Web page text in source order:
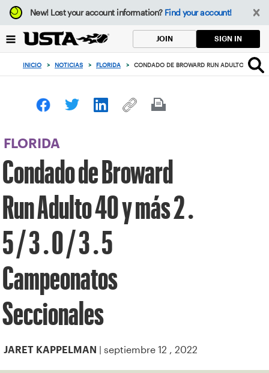
Enfoque
desde
botón
volver
principio
New!Lost your account information? Find your account!
JOIN SIGN IN
INICIO > NOTICIAS > FLORIDA > CONDADO DE BROWARD RUN ADULTO 40 Y
FLORIDA
Condado de Broward
Run Adulto 40 y más 2 .
5 / 3 . 0 / 3 . 5
Campeonatos
Seccionales
JARET KAPPELMAN | septiembre 12 , 2022